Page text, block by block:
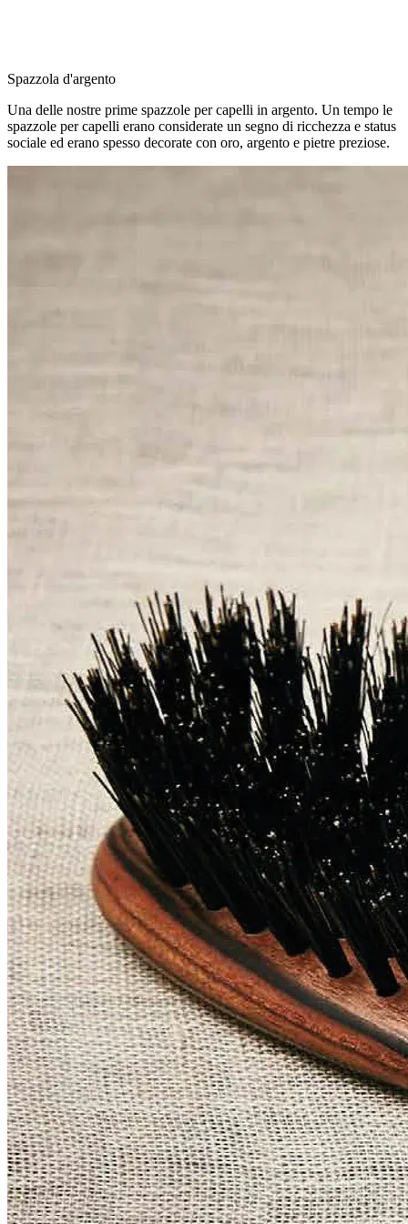
Spazzola d'argento
Una delle nostre prime spazzole per capelli in argento. Un tempo le
spazzole per capelli erano considerate un segno di ricchezza e status
sociale ed erano spesso decorate con oro, argento e pietre preziose.